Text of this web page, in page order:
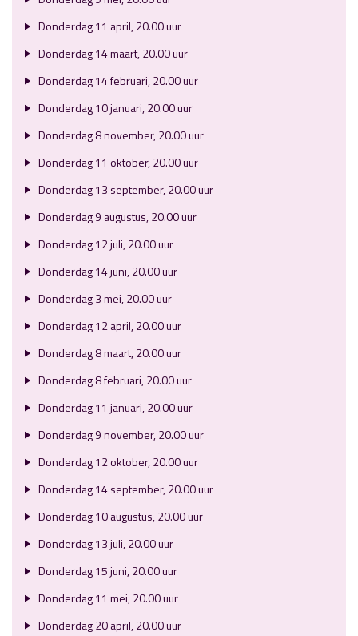
Donderdag 11 april, 20.00 uur
Donderdag 14 maart, 20.00 uur
Donderdag 14 februari, 20.00 uur
Donderdag 10 januari, 20.00 uur
Donderdag 8 november, 20.00 uur
Donderdag 11 oktober, 20.00 uur
Donderdag 13 september, 20.00 uur
Donderdag 9 augustus, 20.00 uur
Donderdag 12 juli, 20.00 uur
Donderdag 14 juni, 20.00 uur
Donderdag 3 mei, 20.00 uur
Donderdag 12 april, 20.00 uur
Donderdag 8 maart, 20.00 uur
Donderdag 8 februari, 20.00 uur
Donderdag 11 januari, 20.00 uur
Donderdag 9 november, 20.00 uur
Donderdag 12 oktober, 20.00 uur
Donderdag 14 september, 20.00 uur
Donderdag 10 augustus, 20.00 uur
Donderdag 13 juli, 20.00 uur
Donderdag 15 juni, 20.00 uur
Donderdag 11 mei, 20.00 uur
Donderdag 20 april, 20.00 uur